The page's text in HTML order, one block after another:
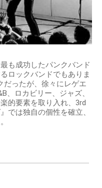
も成功したパンクバンド
ロックバンドでもありま
ったが、徐々にレゲエ
、ロカビリー、ジャズ、
的要素を取り入れ、3rd
では独自の個性を確立、